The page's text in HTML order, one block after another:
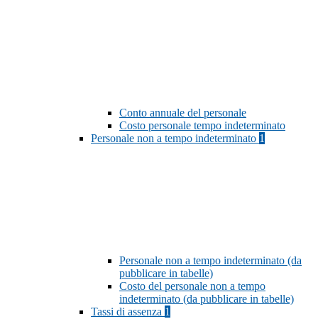
Conto annuale del personale
Costo personale tempo indeterminato
Personale non a tempo indeterminato 1
Personale non a tempo indeterminato (da
pubblicare in tabelle)
Costo del personale non a tempo
indeterminato (da pubblicare in tabelle)
Tassi di assenza 1